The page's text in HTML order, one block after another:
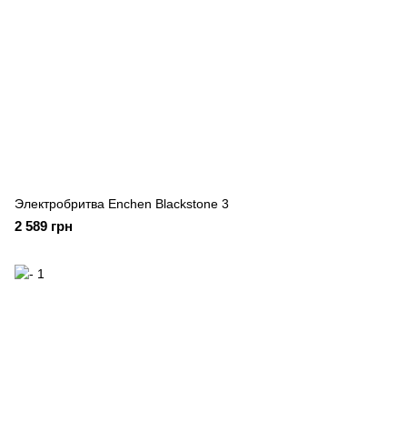
Электробритва Enchen Blackstone 3
2 589 грн